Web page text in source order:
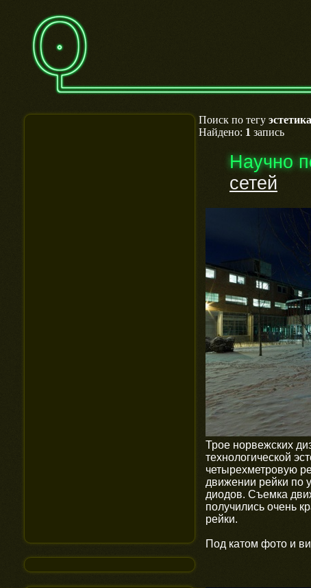
Поиск по тегу эстетика
Найдено: 1 запись
Научно
сетей
Трое норвежских
технологической
четырехметровую
движении рейки по
диодов. Съемка
получились очень
рейки.
Под катом фото и